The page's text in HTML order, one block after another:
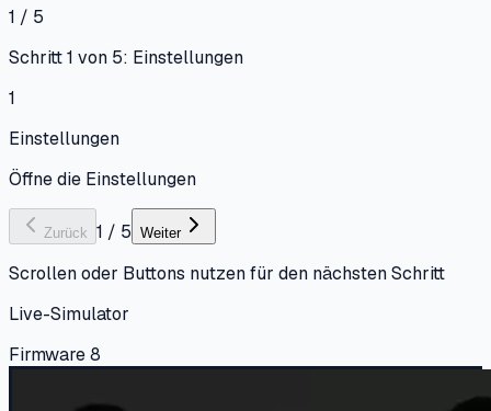
1 / 5
Schritt 1 von 5: Einstellungen
1
Einstellungen
Öffne die Einstellungen
Zurück 1 / 5 Weiter
Scrollen oder Buttons nutzen für den nächsten Schritt
Live-Simulator
Firmware 8